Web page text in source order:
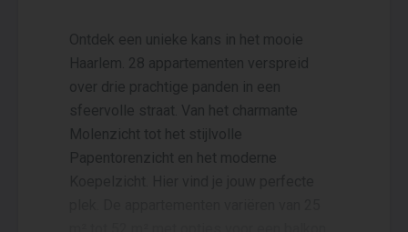
Ontdek een unieke kans in het mooie
Haarlem. 28 appartementen verspreid
over drie prachtige panden in een
sfeervolle straat. Van het charmante
Molenzicht tot het stijlvolle
Papentorenzicht en het moderne